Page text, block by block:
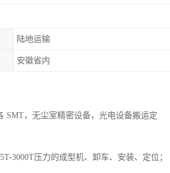
陆地运输
安徽省内
SMT，无尘室精密设备，光电设备搬运定
3000T压力的成型机、卸车、安装、定位；